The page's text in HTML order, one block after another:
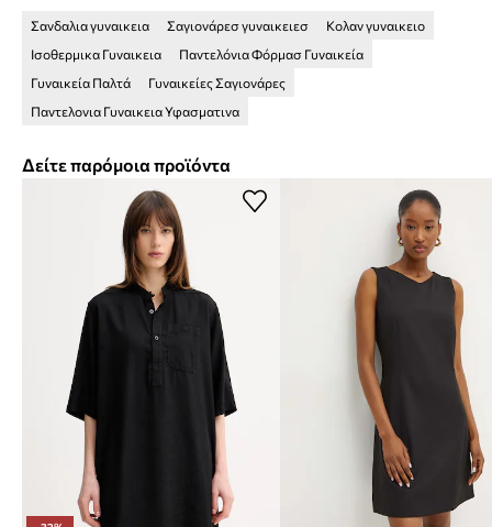
Σανδαλια γυναικεια Σαγιονάρεσ γυναικειεσ
Κολαν γυναικειο
Ισοθερμικα Γυναικεια
Παντελόνια Φόρμασ Γυναικεία
Γυναικεία Παλτά
Γυναικείες Σαγιονάρες
Παντελονια Γυναικεια Υφασματινα
Δείτε παρόμοια προϊόντα